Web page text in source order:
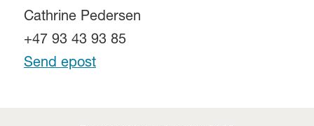
Cathrine Pedersen
+47 93 43 93 85
Send epost